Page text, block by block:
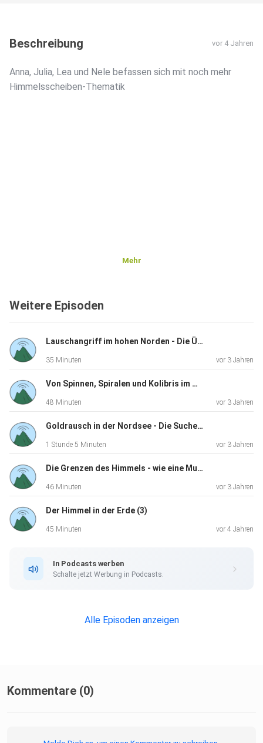
Beschreibung vor 4 Jahren
Anna, Julia, Lea und Nele befassen sich mit noch mehr
Himmelsscheiben-Thematik
Mehr
Weitere Episoden
Lauschangriff im hohen Norden - Die Überreste früherer Radarspionage auf Island
35 Minuten vor 3 Jahren
Von Spinnen, Spiralen und Kolibris im Wüstensand
48 Minuten vor 3 Jahren
Goldrausch in der Nordsee - Die Suche nach dem Wrack der "Lutine"
1 Stunde 5 Minuten vor 3 Jahren
Die Grenzen des Himmels - wie eine Musikerfamilie zu neuen Ufern aufbrach
46 Minuten vor 3 Jahren
Der Himmel in der Erde (3)
45 Minuten vor 4 Jahren
In Podcasts werben
Schalte jetzt Werbung in Podcasts.
Alle Episoden anzeigen
Kommentare (0)